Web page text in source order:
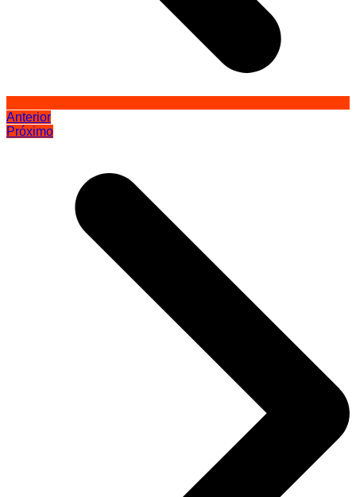
Anterior
Próximo